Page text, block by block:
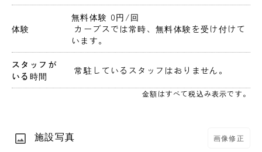
体験
無料体験 0円 /回
います。
スタッフが
いる時間
常駐しているスタッフはおりません。
金額はすべて税込み表示です。
施設写真 画像修正